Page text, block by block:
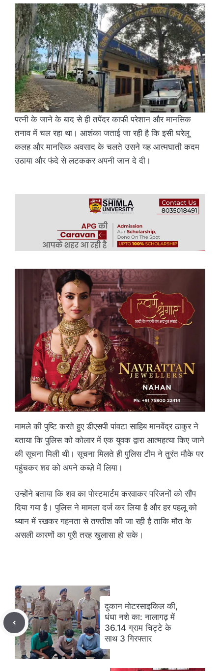
पत्नी के जाने के बाद से ही तपेंदर काफी परेशान और मानसिक
तनाव में चल रहा था। आशंका जताई जा रही है कि इसी घरेलू
कलह और मानसिक अवसाद के चलते उसने यह आत्मघाती कदम
उठाया और फंदे से लटककर अपनी जान दे दी।
मामले की पुष्टि करते हुए डीएसपी पांवटा साहिब मानवेंद्र ठाकुर ने
बताया कि पुलिस को कोलार में एक युवक द्वारा आत्महत्या किए जाने
की सूचना मिली थी। सूचना मिलते ही पुलिस टीम ने तुरंत मौके पर
पहुंचकर शव को अपने कब्ज़े में लिया।
उन्होंने बताया कि शव का पोस्टमार्टम करवाकर परिजनों को सौंप
दिया गया है। पुलिस ने मामला दर्ज कर लिया है और हर पहलू को
ध्यान में रखकर गहनता से तफ्तीश की जा रही है ताकि मौत के
असली कारणों का पूरी तरह खुलासा हो सके।
दुकान मोटरसाइकिल की,
धंधा नशे का: नालागढ़ में
36.14 ग्राम चिट्टे के
साथ 3 गिरफ्तार